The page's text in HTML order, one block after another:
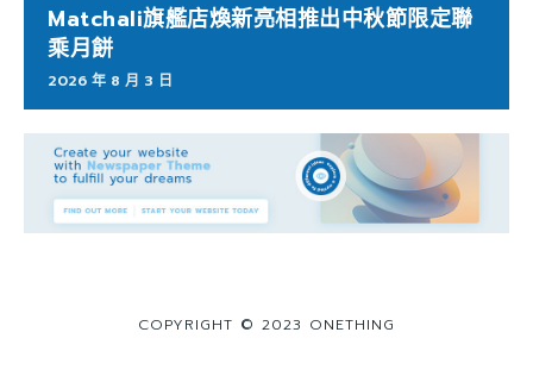
Matchali旗艦店煥新亮相推出中秋節限定聯
乘月餅
2026 年 8 月 3 日
COPYRIGHT © 2023 ONETHING